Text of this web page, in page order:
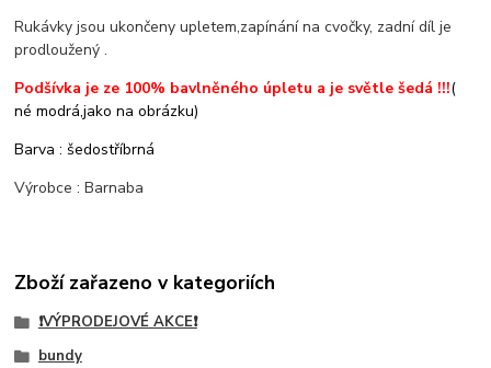
Rukávky jsou ukončeny upletem,zapínání na cvočky, zadní díl je
prodloužený .
Podšívka je ze 100% bavlněného úpletu a je světle šedá !!!(
né modrá,jako na obrázku)
Barva : šedostříbrná
Výrobce : Barnaba
Zboží zařazeno v kategoriích
❗VÝPRODEJOVÉ AKCE❗
bundy